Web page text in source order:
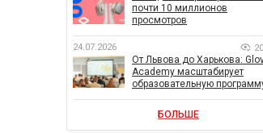
почти 10 миллионов
просмотров
24.07.2026
От Львова до Харькова:
Academy масштабирует
образовательную
бизнеса
БОЛЬШЕ